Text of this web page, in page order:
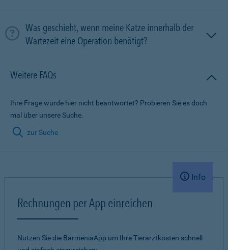
Was geschieht, wenn meine Katze innerhalb der
Wartezeit eine Operation benötigt?
Weitere FAQs
Ihre Frage wurde hier nicht beantwortet? Probieren Sie es doch
mal über unsere Suche.
zur Suche
Info
Rechnungen per App einreichen
Nutzen Sie die BarmeniaApp um Ihre Tierarztkosten schnell